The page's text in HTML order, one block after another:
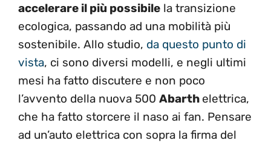
accelerare il più possibile la transizione
ecologica, passando ad una mobilità più
sostenibile. Allo studio, da questo punto di
vista, ci sono diversi modelli, e negli ultimi
mesi ha fatto discutere e non poco
l’avvento della nuova 500 Abarth elettrica,
che ha fatto storcere il naso ai fan. Pensare
ad un’auto elettrica con sopra la firma del